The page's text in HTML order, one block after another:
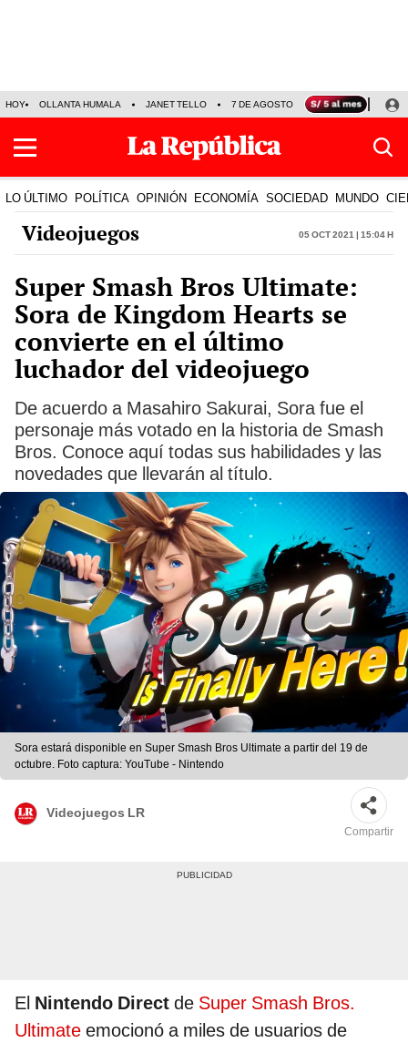
HOY OLLANTA HUMALA JANET TELLO 7 DE AGOSTO TINKA RESULTADOS
LO ÚLTIMO POLÍTICA OPINIÓN ECONOMÍA SOCIEDAD MUNDO
Videojuegos 05 Oct 2021 | 15:04 h
Super Smash Bros Ultimate:
Sora de Kingdom Hearts se
convierte en el último
luchador del videojuego
De acuerdo a Masahiro Sakurai, Sora fue el
personaje más votado en la historia de Smash
Bros. Conoce aquí todas sus habilidades y las
novedades que llevarán al título.
Sora estará disponible en Super Smash Bros Ultimate a partir del 19 de
octubre. Foto captura: YouTube - Nintendo
Videojuegos LR
Compartir
El Nintendo Direct de Super Smash Bros.
Ultimate emocionó a miles de usuarios de